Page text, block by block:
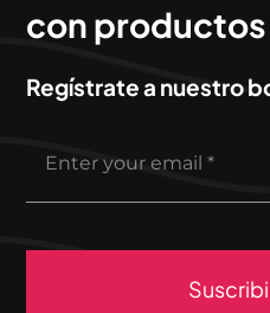
con
Regístrate a nuestro